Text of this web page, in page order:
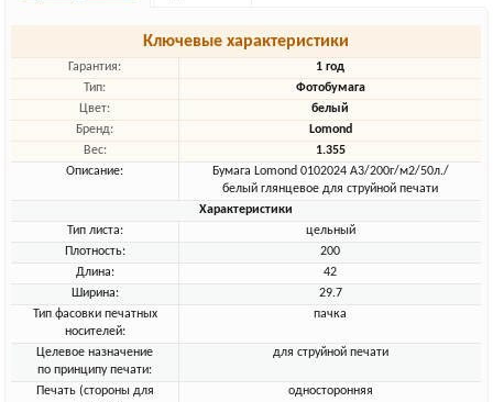
Ключевые характеристики
Гарантия:
1 год
Тип:
Фотобумага
Цвет:
белый
Бренд:
Lomond
Вес:
1.355
Описание:
Бумага Lomond 0102024 A3/200г/м2/50л./
белый глянцевое для струйной печати
Характеристики
Тип листа:
цельный
Плотность:
200
Длина:
42
Ширина:
29.7
Тип фасовки печатных
носителей:
пачка
Целевое назначение
по принципу печати:
для струйной печати
Печать (стороны для
односторонняя